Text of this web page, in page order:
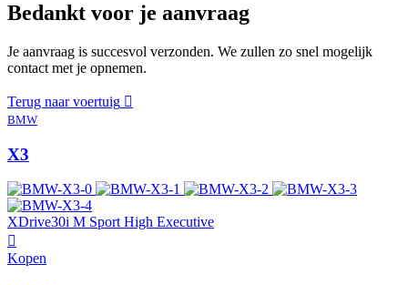
Bedankt voor je aanvraag
Je aanvraag is succesvol verzonden. We zullen zo snel mogelijk
contact met je opnemen.
Terug naar voertuig
BMW
X3
XDrive30i M Sport High Executive
Kopen